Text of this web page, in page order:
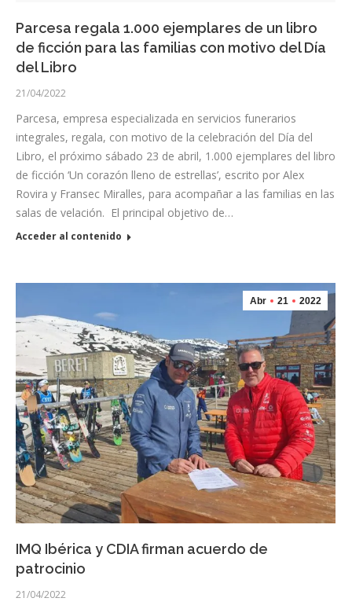
Parcesa regala 1.000 ejemplares de un libro
de ficción para las familias con motivo del Día
del Libro
21/04/2022
Parcesa, empresa especializada en servicios funerarios
integrales, regala, con motivo de la celebración del Día del
Libro, el próximo sábado 23 de abril, 1.000 ejemplares del libro
de ficción ‘Un corazón lleno de estrellas’, escrito por Alex
Rovira y Fransec Miralles, para acompañar a las familias en las
salas de velación. El principal objetivo de…
Acceder al contenido
Abr 21 2022
IMQ Ibérica y CDIA firman acuerdo de
patrocinio
21/04/2022